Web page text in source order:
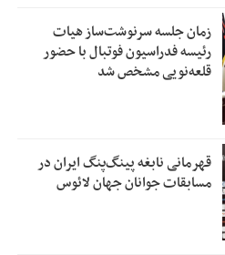
زمان جلسه سرنوشت‌ساز هیات
رئیسه فدراسیون فوتبال با حضور
قلعه‌نویی مشخص شد
قهرمانی نابغه پینگ‌پنگ ایران در
مسابقات جوانان جهان لائوس